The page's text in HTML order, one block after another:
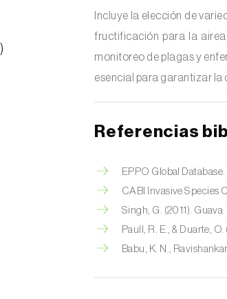
)
Incluye la elección de
fructificación para la
monitoreo de plagas y
esencial para garantizar la
Referencias
EPPO Global Database.
CABI Invasive Species
Singh, G. (2011). Guava.
Paull, R. E., & Duarte,
Babu, K. N.,